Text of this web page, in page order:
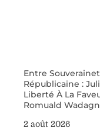
Entre
Républicaine :
Liberté À La
Romuald
2 août 2026